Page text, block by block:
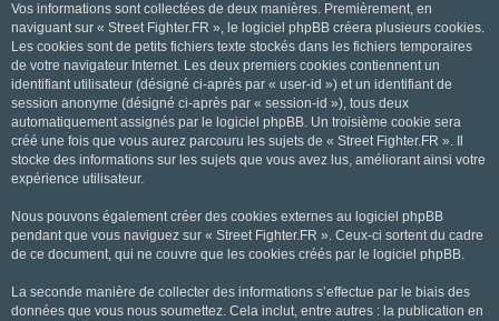
Vos informations sont collectées de deux manières. Premièrement, en
naviguant sur « Street Fighter.FR », le logiciel phpBB créera plusieurs cookies.
Les cookies sont de petits fichiers texte stockés dans les fichiers temporaires
de votre navigateur Internet. Les deux premiers cookies contiennent un
identifiant utilisateur (désigné ci-après par « user-id ») et un identifiant de
session anonyme (désigné ci-après par « session-id »), tous deux
automatiquement assignés par le logiciel phpBB. Un troisième cookie sera
créé une fois que vous aurez parcouru les sujets de « Street Fighter.FR ». Il
stocke des informations sur les sujets que vous avez lus, améliorant ainsi votre
expérience utilisateur.
Nous pouvons également créer des cookies externes au logiciel phpBB
pendant que vous naviguez sur « Street Fighter.FR ». Ceux-ci sortent du cadre
de ce document, qui ne couvre que les cookies créés par le logiciel phpBB.
La seconde manière de collecter des informations s’effectue par le biais des
données que vous nous soumettez. Cela inclut, entre autres : la publication en